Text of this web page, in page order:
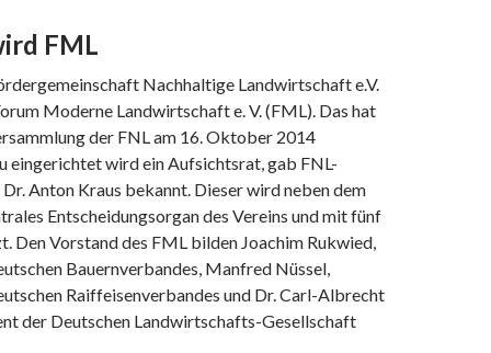
FML
Nachhaltige Landwirtschaft e.V.
Moderne Landwirtschaft e. V. (FML). Das hat
der FNL am 16. Oktober 2014
eingerichtet wird ein Aufsichtsrat, gab FNL-
Anton Kraus bekannt. Dieser wird neben dem
Entscheidungsorgan des Vereins und mit fünf
Den Vorstand des FML bilden Joachim Rukwied,
Bauernverbandes, Manfred Nüssel,
Raiffeisenverbandes und Dr. Carl-Albrecht
der Deutschen Landwirtschafts-Gesellschaft